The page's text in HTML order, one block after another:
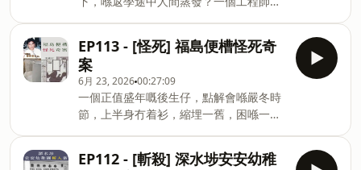
https://linktr.ee/mysticislandjc
去1995年4月28號，韓國大邱廣域市嘅上
仁洞十字路口，重溫呢一單「大邱上仁洞
煤氣爆炸事故」。感謝大家支持。You
may support the channel with a
coffee :)☕
https://buymeacoffee.com/mysticislandjc
你嘅奇情故：
https://forms.gle/54924zaUXzquBbsg8
📱Instagram @mysticislandjc📱
Telegram @mysticislandjc🌳
警察上門都搵唔到嘅秘密囚室，仲要將一
個人困喺入面足足八年半？而當呢個女仔
終於逃出生天，點解社會對佢嘅反應唔係
同情，反而係質疑、攻擊，甚至仇恨？佢
究竟係一個無辜嘅受害者，定還是喺佢嘅
故事入面，其實仲隱藏住啲不可告人嘅秘
密？就等我哋返到去1998年嘅奧地利維也
納，重溫呢宗震驚全球嘅「娜塔莎密室綁
EP113 - [怪死] 福島便槽怪死奇
案
6月 23, 202600:27:09
一個正值盛年嘅後生仔，點解會喺嚴冬時
節，上半身冇着衫，縮埋一舊，困喺一個
鞋喺佢嘅頭頂，另一隻鞋就喺幾百米外嘅
河堤度？佢架車就泊喺附近，車門冇鎖，
EP112 - [斬殺] 深水埗安安幼稚